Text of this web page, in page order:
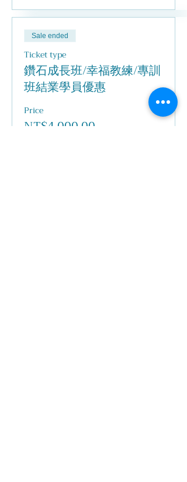
Sale ended
Ticket type
鑽石成長班/幸福教練/專訓
班結業學員優惠
Price
NT$4,000.00